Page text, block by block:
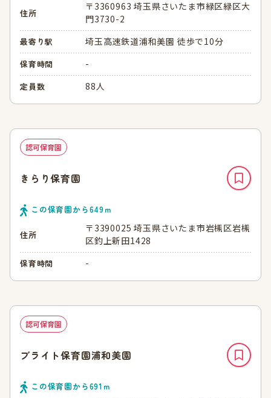
住所
〒3360963 埼玉県さいたま市緑区緑区大
門3730-2
最寄り駅 埼玉高速鉄道浦和美園 徒歩で10分
保育時間 -
定員数 88人
認可保育園
きらり保育園
この保育園から649ｍ
住所
〒3390025 埼玉県さいたま市岩槻区岩槻
区釣上新田1428
保育時間 -
認可保育園
ブライト保育園浦和美園
この保育園から691 ｍ